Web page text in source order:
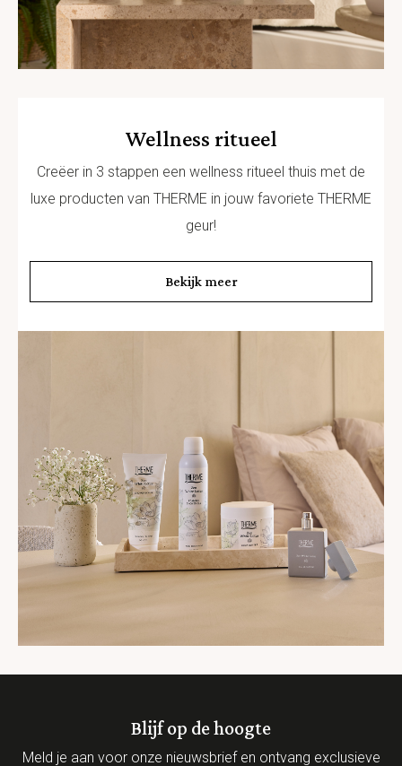
Wellness ritueel
Creëer in 3 stappen een wellness ritueel thuis met de
luxe producten van THERME in jouw favoriete THERME
geur!
Bekijk meer
Blijf op de hoogte
Meld je aan voor onze nieuwsbrief en ontvang exclusieve